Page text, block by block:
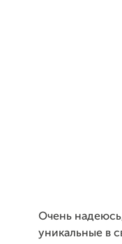
Очень
уникальные в